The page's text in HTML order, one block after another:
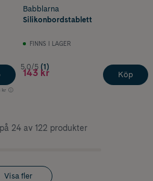
kr
Babblarna
Silikonbordstablett
FINNS I LAGER
5.0/5 (1)
143 kr Köp
24 av 122 produkter
Visa fler